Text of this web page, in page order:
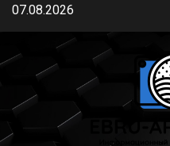
Перейти
содержимому
07.08.2026